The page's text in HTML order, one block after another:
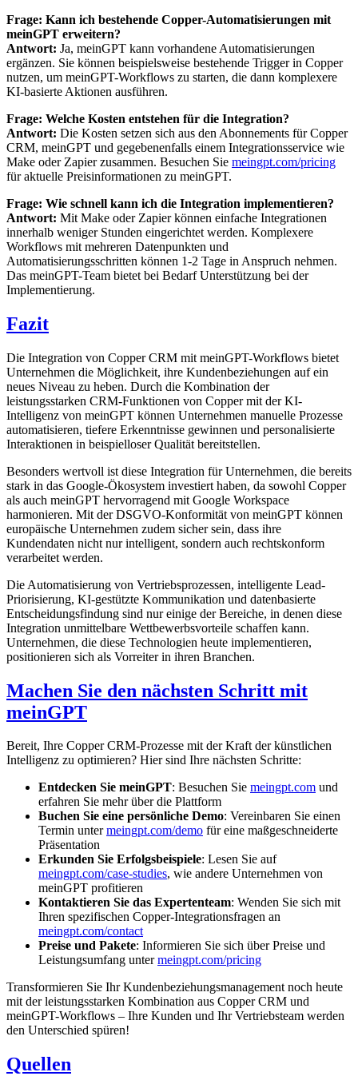
Frage: Kann ich bestehende Copper-Automatisierungen mit
meinGPT erweitern?
Antwort: Ja, meinGPT kann vorhandene Automatisierungen
ergänzen. Sie können beispielsweise bestehende Trigger in Copper
nutzen, um meinGPT-Workflows zu starten, die dann komplexere
KI-basierte Aktionen ausführen.
Frage: Welche Kosten entstehen für die Integration?
Antwort: Die Kosten setzen sich aus den Abonnements für Copper
CRM, meinGPT und gegebenenfalls einem Integrationsservice wie
Make oder Zapier zusammen. Besuchen Sie meingpt.com/pricing
für aktuelle Preisinformationen zu meinGPT.
Frage: Wie schnell kann ich die Integration implementieren?
Antwort: Mit Make oder Zapier können einfache Integrationen
innerhalb weniger Stunden eingerichtet werden. Komplexere
Workflows mit mehreren Datenpunkten und
Automatisierungsschritten können 1-2 Tage in Anspruch nehmen.
Das meinGPT-Team bietet bei Bedarf Unterstützung bei der
Implementierung.
Fazit
Die Integration von Copper CRM mit meinGPT-Workflows bietet
Unternehmen die Möglichkeit, ihre Kundenbeziehungen auf ein
neues Niveau zu heben. Durch die Kombination der
leistungsstarken CRM-Funktionen von Copper mit der KI-
Intelligenz von meinGPT können Unternehmen manuelle Prozesse
automatisieren, tiefere Erkenntnisse gewinnen und personalisierte
Interaktionen in beispielloser Qualität bereitstellen.
Besonders wertvoll ist diese Integration für Unternehmen, die bereits
stark in das Google-Ökosystem investiert haben, da sowohl Copper
als auch meinGPT hervorragend mit Google Workspace
harmonieren. Mit der DSGVO-Konformität von meinGPT können
europäische Unternehmen zudem sicher sein, dass ihre
Kundendaten nicht nur intelligent, sondern auch rechtskonform
verarbeitet werden.
Die Automatisierung von Vertriebsprozessen, intelligente Lead-
Priorisierung, KI-gestützte Kommunikation und datenbasierte
Entscheidungsfindung sind nur einige der Bereiche, in denen diese
Integration unmittelbare Wettbewerbsvorteile schaffen kann.
Unternehmen, die diese Technologien heute implementieren,
positionieren sich als Vorreiter in ihren Branchen.
Machen Sie den nächsten Schritt mit
meinGPT
Bereit, Ihre Copper CRM-Prozesse mit der Kraft der künstlichen
Intelligenz zu optimieren? Hier sind Ihre nächsten Schritte:
Entdecken Sie meinGPT: Besuchen Sie meingpt.com und
erfahren Sie mehr über die Plattform
Buchen Sie eine persönliche Demo: Vereinbaren Sie einen
Termin untermeingpt.com/demo für eine maßgeschneiderte
Präsentation
Erkunden Sie Erfolgsbeispiele: Lesen Sie auf
meingpt.com/case-studies, wie andere Unternehmen von
meinGPT profitieren
Kontaktieren Sie das Expertenteam: Wenden Sie sich mit
Ihren spezifischen Copper-Integrationsfragen an
meingpt.com/contact
Preise und Pakete: Informieren Sie sich über Preise und
Leistungsumfang untermeingpt.com/pricing
Transformieren Sie Ihr Kundenbeziehungsmanagement noch heute
mit der leistungsstarken Kombination aus Copper CRM und
meinGPT-Workflows – Ihre Kunden und Ihr Vertriebsteam werden
den Unterschied spüren!
Quellen